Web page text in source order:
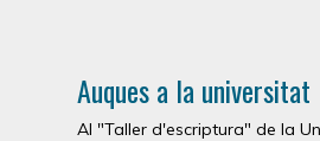
Auques a la universitat
Al "Taller d'escriptura" de la